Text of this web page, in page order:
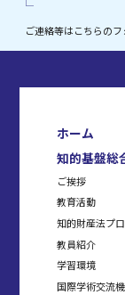
ご連絡等はこちらの
ホーム
知的基盤総
ご挨拶
教育活動
知的財産法プ
教員紹介
学習環境
国際学術交流